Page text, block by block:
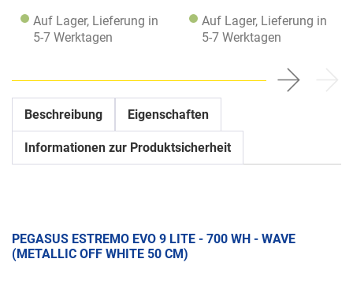
Auf Lager, Lieferung in
5-7 Werktagen
Auf Lager, Lieferung in
5-7 Werktagen
Beschreibung Eigenschaften
Informationen zur Produktsicherheit
PEGASUS ESTREMO EVO 9 LITE - 700 WH - WAVE
(METALLIC OFF WHITE 50 CM)